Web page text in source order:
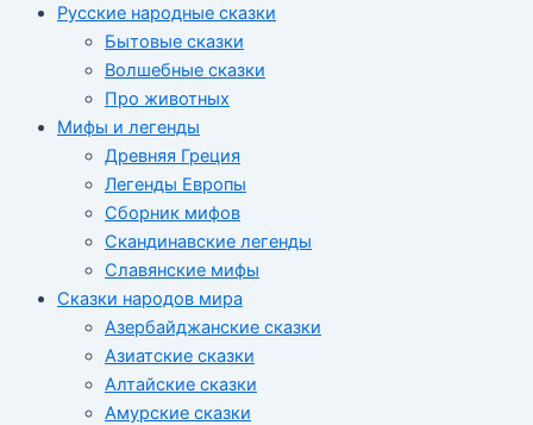
Русские народные сказки
Бытовые сказки
Волшебные сказки
Про животных
Мифы и легенды
Древняя Греция
Легенды Европы
Сборник мифов
Скандинавские легенды
Славянские мифы
Сказки народов мира
Азербайджанские сказки
Азиатские сказки
Алтайские сказки
Амурские сказки